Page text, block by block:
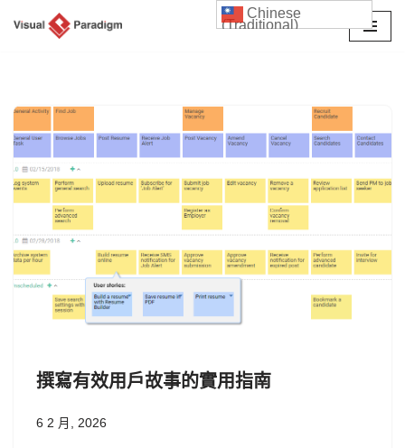
撰寫有效用戶故事的實用指南
6 2 月, 2026
Chinese
(Traditional)